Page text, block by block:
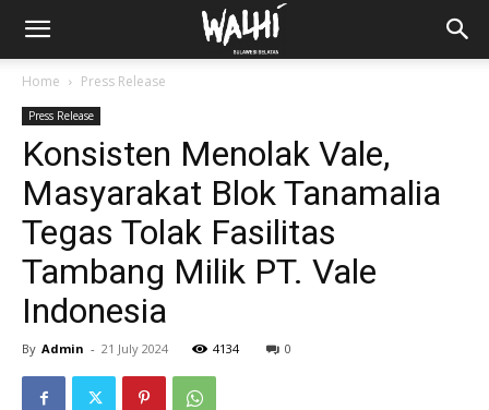
Home Press Release
Press Release
Konsisten Menolak Vale,
Masyarakat Blok Tanamalia
Tegas Tolak Fasilitas
Tambang Milik PT. Vale
Indonesia
By Admin - 21 July 2024 4134 0